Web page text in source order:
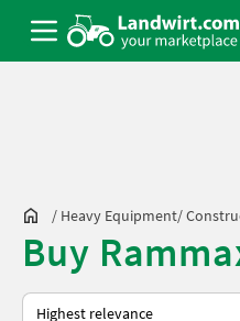
/ Heavy Equipment/
Buy
This is how sorting works on